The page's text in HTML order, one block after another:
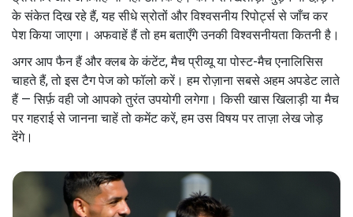
के संकेत दिख रहे हैं, यह सीधे स्रोतों और विश्वसनीय रिपोर्ट्स से जाँच कर
पेश किया जाएगा। अफवाहें हैं तो हम बताएँगे उनकी विश्वसनीयता कितनी है।
अगर आप फैन हैं और क्लब के कंटेंट, मैच प्रीव्यू या पोस्ट-मैच एनालिसिस
चाहते हैं, तो इस टैग पेज को फॉलो करें। हम रोज़ाना सबसे अहम अपडेट लाते
हैं — सिर्फ़ वही जो आपको तुरंत उपयोगी लगेगा। किसी खास खिलाड़ी या मैच
पर गहराई से जानना चाहें तो कमेंट करें, हम उस विषय पर ताज़ा लेख जोड़
देंगे।